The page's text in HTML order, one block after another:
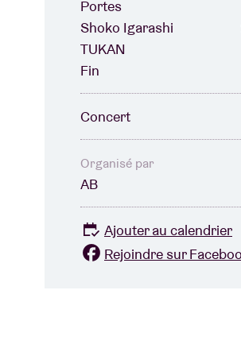
Portes
Shoko Igarashi
TUKAN
Fin
Concert
Organisé par
AB
Ajouter au calendrier
Rejoindre sur